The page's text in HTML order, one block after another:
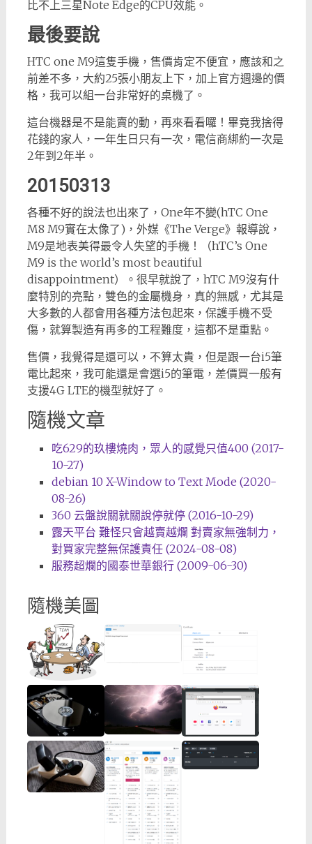
比不上三星Note Edge的CPU效能。
最後要說
HTC one M9這隻手機，售價肯定不便宜，應該和之
前差不多，大約25張小朋友上下，加上官方週邊的價
格，我可以組一台非常好的桌機了。
這台機器是不是能賣的動，再來看看囉！畢竟我捨得
花錢的家人，一年生日只有一次，電信商綁約一次是
2年到2年半。
20150313
各種不好的說法也出來了，One年不變(hTC One
M8 M9實在太像了)，外媒《The Verge》報導說，
M9是地表美得最令人失望的手機！（hTC’s One
M9 is the world’s most beautiful
disappointment）。很早就說了，hTC M9沒有什
麼特別的亮點，雙色的金屬機身，真的無感，尤其是
大多數的人都會用各種方法包起來，保護手機不受
傷，就算製造有再多的工程難度，這都不是重點。
售價，我覺得是還可以，不算太貴，但是跟一台i5筆
電比起來，我可能還是會選i5的筆電，差價買一般有
支援4G LTE的機型就好了。
隨機文章
吃629的玖樓燒肉，眾人的感覺只值400 (2017-
10-27)
debian 10 X-Window to Text Mode (2020-
08-26)
360 云盤說關就關說停就停 (2016-10-29)
露天平台 難怪只會越賣越爛 對賣家無強制力，
對買家完整無保護責任 (2024-08-08)
服務超爛的國泰世華銀行 (2009-06-30)
隨機美圖